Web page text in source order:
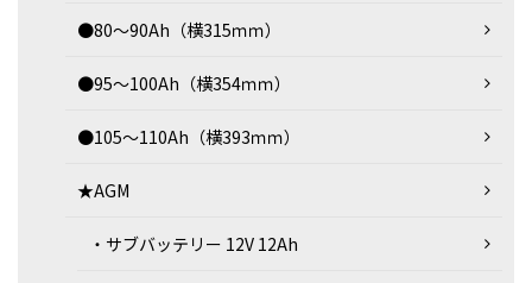
●80～90Ah（横315ｍｍ）
●95～100Ah（横354ｍｍ）
●105～110Ah（横393ｍｍ）
★AGM
・サブバッテリー 12V 12Ah